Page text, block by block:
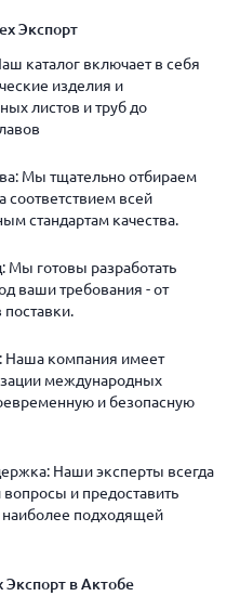
Экспорт
каталог включает в себя
изделия и
листов и труб до
Мы тщательно отбираем
соответствием всей
стандартам качества.
Мы готовы разработать
ваши требования - от
поставки.
Наша компания имеет
международных
и безопасную
Наши эксперты всегда
и предоставить
наиболее подходящей
в Актобе